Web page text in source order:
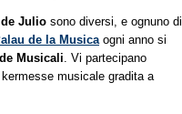
de Julio sono diversi, e ognuno di
de la Musicaogni anno si
Musicali. Vi partecipano
musicale gradita a